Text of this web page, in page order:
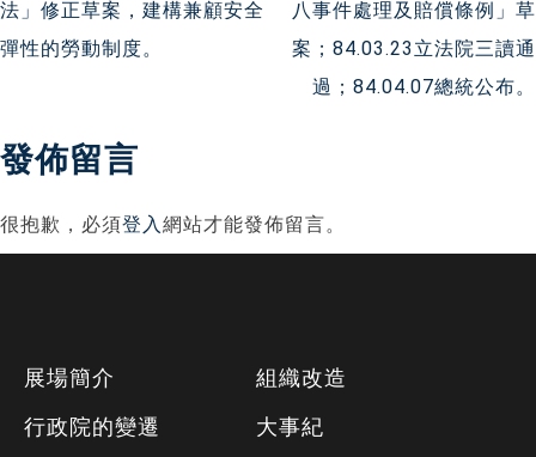
章
覽
法」修正草案，建構兼顧安全
彈性的勞動制度。
八事件處理及賠償條例」草
案；84.03.23立法院三讀通
過；84.04.07總統公布。
發佈留言
很抱歉，必須登入網站才能發佈留言。
展場簡介
行政院的變遷
組織改造
大事紀